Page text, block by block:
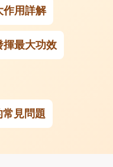
作用詳解
揮最大功效
常見問題